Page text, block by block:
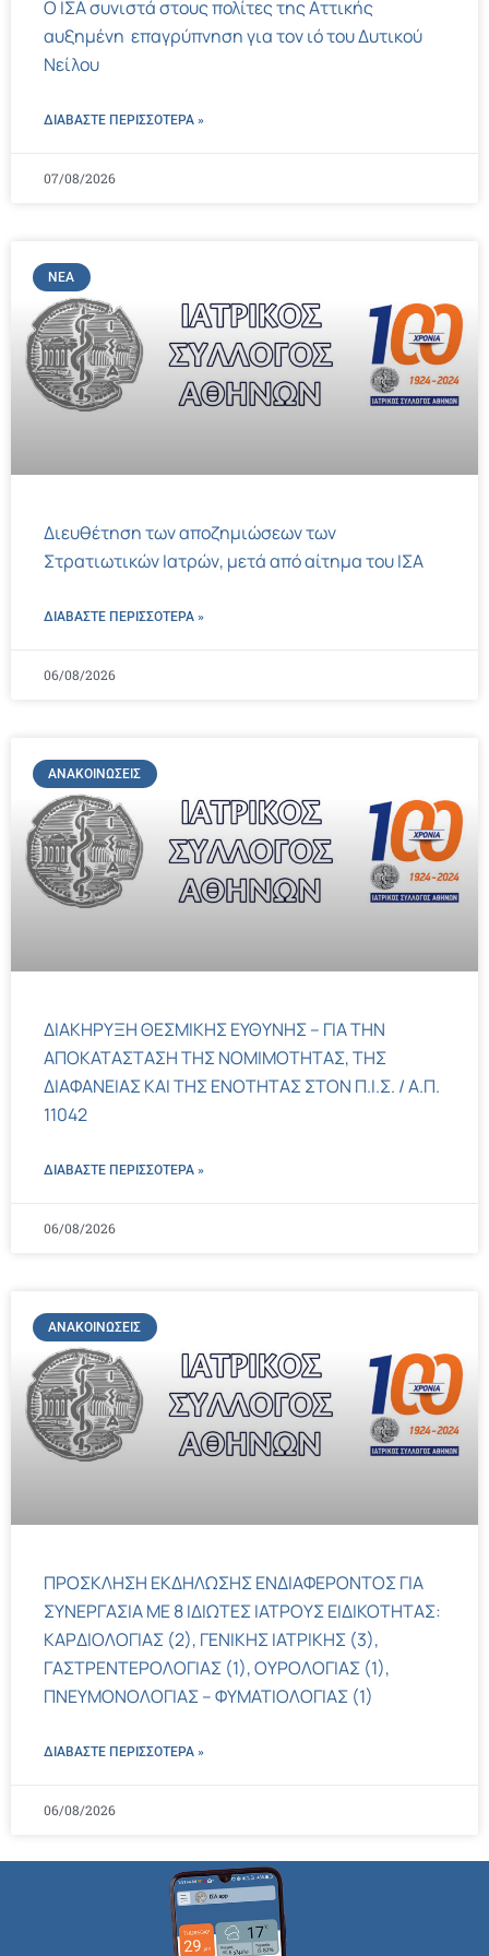
Ο ΙΣΑ συνιστά στους πολίτες της Αττικής
αυξημένη επαγρύπνηση για τον ιό του Δυτικού
Νείλου
ΔΙΑΒΑΣΤΕ ΠΕΡΙΣΣΌΤΕΡΑ »
07/08/2026
ΝΈΑ
Διευθέτηση των αποζημιώσεων των
Στρατιωτικών Ιατρών, μετά από αίτημα του ΙΣΑ
ΔΙΑΒΑΣΤΕ ΠΕΡΙΣΣΌΤΕΡΑ »
06/08/2026
ΑΝΑΚΟΙΝΏΣΕΙΣ
ΔΙΑΚΗΡΥΞΗ ΘΕΣΜΙΚΗΣ ΕΥΘΥΝΗΣ – ΓΙΑ ΤΗΝ
ΑΠΟΚΑΤΑΣΤΑΣΗ ΤΗΣ ΝΟΜΙΜΟΤΗΤΑΣ, ΤΗΣ
ΔΙΑΦΑΝΕΙΑΣ ΚΑΙ ΤΗΣ ΕΝΟΤΗΤΑΣ ΣΤΟΝ Π.Ι.Σ. / Α.Π.
11042
ΔΙΑΒΑΣΤΕ ΠΕΡΙΣΣΌΤΕΡΑ »
06/08/2026
ΑΝΑΚΟΙΝΏΣΕΙΣ
ΠΡΟΣΚΛΗΣΗ ΕΚΔΗΛΩΣΗΣ ΕΝΔΙΑΦΕΡΟΝΤΟΣ ΓΙΑ
ΣΥΝΕΡΓΑΣΙΑ ΜΕ 8 ΙΔΙΩΤΕΣ ΙΑΤΡΟΥΣ ΕΙΔΙΚΟΤΗΤΑΣ:
ΚΑΡΔΙΟΛΟΓΙΑΣ (2), ΓΕΝΙΚΗΣ ΙΑΤΡΙΚΗΣ (3),
ΓΑΣΤΡΕΝΤΕΡΟΛΟΓΙΑΣ (1), ΟΥΡΟΛΟΓΙΑΣ (1),
ΠΝΕΥΜΟΝΟΛΟΓΙΑΣ – ΦΥΜΑΤΙΟΛΟΓΙΑΣ (1)
ΔΙΑΒΑΣΤΕ ΠΕΡΙΣΣΌΤΕΡΑ »
06/08/2026